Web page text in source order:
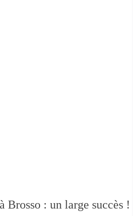
Brosso : un large succès !